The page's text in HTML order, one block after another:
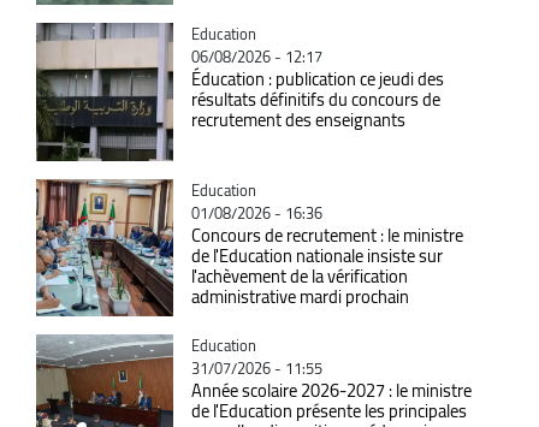
Catégorie
Education
06/08/2026 - 12:17
Éducation : publication ce jeudi des
résultats définitifs du concours de
recrutement des enseignants
Catégorie
Education
01/08/2026 - 16:36
Concours de recrutement : le ministre
de l'Education nationale insiste sur
l'achèvement de la vérification
administrative mardi prochain
Catégorie
Education
31/07/2026 - 11:55
Année scolaire 2026-2027 : le ministre
de l'Education présente les principales